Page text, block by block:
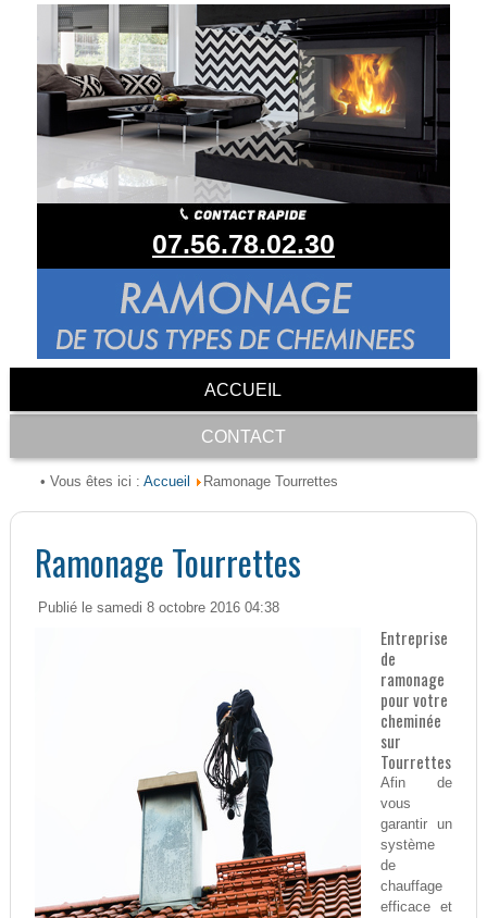
07.56.78.02.30
ACCUEIL
CONTACT
• Vous êtes ici : Accueil Ramonage Tourrettes
Ramonage Tourrettes
Publié le samedi 8 octobre 2016 04:38
Entreprise
de
ramonage
pour votre
cheminée
sur
Tourrettes
Afin de
vous
garantir un
système
de
chauffage
efficace et